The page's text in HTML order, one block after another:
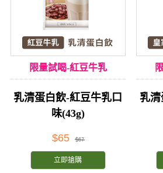
限量試喝-紅豆牛乳
乳清蛋白飲-紅豆牛乳口
味(43g)
$65 $67
立即搶購
乳清